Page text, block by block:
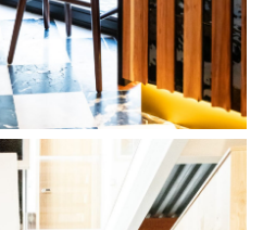
el Bar